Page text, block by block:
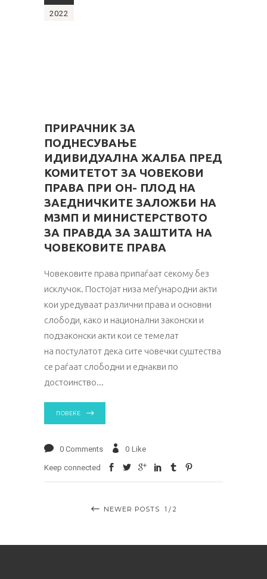
2022
ПРИРАЧНИК ЗА
ПОДНЕСУВАЊЕ
ИДИВИДУАЛНА ЖАЛБА ПРЕД
КОМИТЕТОТ ЗА ЧОВЕКОВИ
ПРАВА ПРИ ОН- ПЛОД НА
ЗАЕДНИЧКИТЕ ЗАЛОЖБИ НА
МЗМП И МИНИСТЕРСТВОТО
ЗА ПРАВДА ЗА ЗАШТИТА НА
ЧОВЕКОВИТЕ ПРАВА
Човековите права припаѓаат секому без
исклучок. Постојат низа меѓународни акти
кои уредуваат различни права и основни
слободи, како и национални законски и
подзаконски акти кои се темелат
на постулатот дека сите човечки суштества
се раѓаат слободни и еднакви по
достоинство
ПОВЕЌЕ
0 Comments 0 Like
Keep connected
NEWER POSTS 1 2